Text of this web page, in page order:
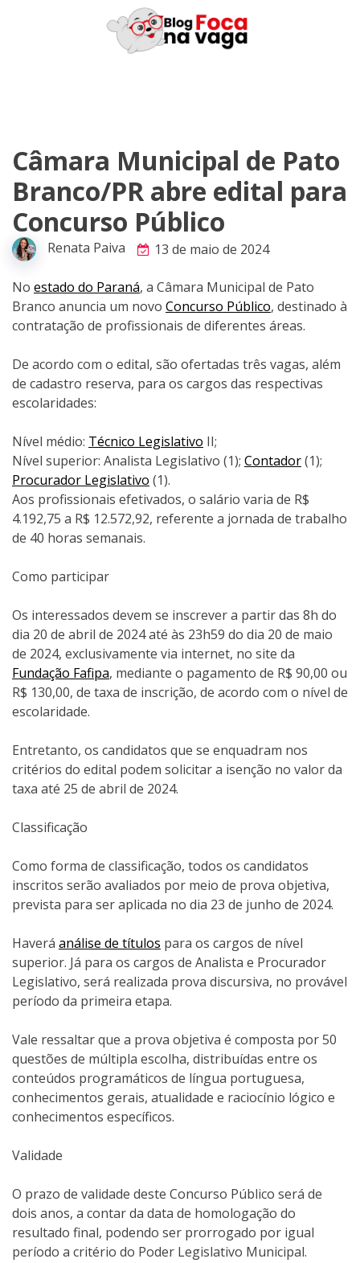
Câmara Municipal de Pato
Branco/PR abre edital para
Concurso Público
Renata Paiva 13 de maio de 2024
No estado do Paraná, a Câmara Municipal de Pato
Branco anuncia um novo Concurso Público, destinado à
contratação de profissionais de diferentes áreas.
De acordo com o edital, são ofertadas três vagas, além
de cadastro reserva, para os cargos das respectivas
escolaridades:
Nível médio: Técnico Legislativo II;
Nível superior: Analista Legislativo (1); Contador(1);
Procurador Legislativo (1).
Aos profissionais efetivados, o salário varia de R$
4.192,75 a R$ 12.572,92, referente a jornada de trabalho
de 40 horas semanais.
Como participar
Os interessados devem se inscrever a partir das 8h do
dia 20 de abril de 2024 até às 23h59 do dia 20 de maio
de 2024, exclusivamente via internet, no site da
Fundação Fafipa, mediante o pagamento de R$ 90,00 ou
R$ 130,00, de taxa de inscrição, de acordo com o nível de
escolaridade.
Entretanto, os candidatos que se enquadram nos
critérios do edital podem solicitar a isenção no valor da
taxa até 25 de abril de 2024.
Classificação
Como forma de classificação, todos os candidatos
inscritos serão avaliados por meio de prova objetiva,
prevista para ser aplicada no dia 23 de junho de 2024.
Haverá análise de títulos para os cargos de nível
superior. Já para os cargos de Analista e Procurador
Legislativo, será realizada prova discursiva, no provável
período da primeira etapa.
Vale ressaltar que a prova objetiva é composta por 50
questões de múltipla escolha, distribuídas entre os
conteúdos programáticos de língua portuguesa,
conhecimentos gerais, atualidade e raciocínio lógico e
conhecimentos específicos.
Validade
O prazo de validade deste Concurso Público será de
dois anos, a contar da data de homologação do
resultado final, podendo ser prorrogado por igual
período a critério do Poder Legislativo Municipal.